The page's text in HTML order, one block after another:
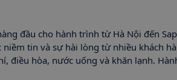
đầu cho hành trình từ Hà Nội đến
niềm tin và sự hài lòng từ nhiều khách
điều hòa, nước uống và khăn lạnh.